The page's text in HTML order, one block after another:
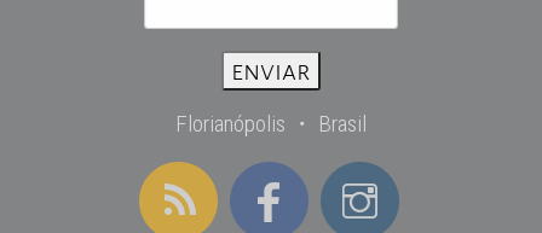
Florianópolis ・ Brasil